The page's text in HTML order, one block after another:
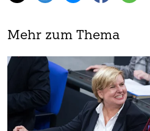
Mehr zum Thema